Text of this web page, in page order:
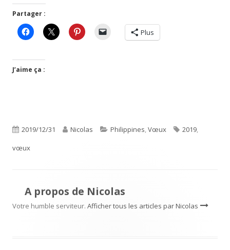
Partager :
Plus
J’aime ça :
Publié
le
2019/12/31 Auteur
Nicolas Catégories
Philippines,Vœux Étiquettes
2019,
vœux
A propos de Nicolas
Votre humble serviteur. Afficher tous les articles par Nicolas